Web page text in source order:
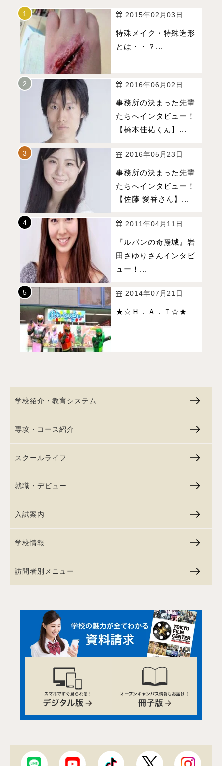
2015年02月03日
特殊メイク・特殊造形
とは・・？...
2016年06月02日
事務所の決まった先輩
たちへインタビュー！
【橋本佳祐くん】...
2016年05月23日
事務所の決まった先輩
たちへインタビュー！
【佐藤 愛香さん】...
2011年04月11日
『ルパンの奇巌城』岩
田さゆりさんインタビ
ュー！...
2014年07月21日
★☆Ｈ．Ａ．Ｔ☆★
学校紹介・教育システム
専攻・コース紹介
スクールライフ
就職・デビュー
入試案内
学校情報
訪問者別メニュー